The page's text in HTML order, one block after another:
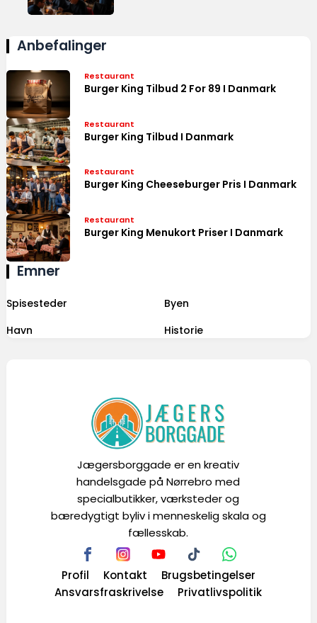
Anbefalinger
Restaurant
Burger King Tilbud 2 For 89 I Danmark
Restaurant
Burger King Tilbud I Danmark
Restaurant
Burger King Cheeseburger Pris I Danmark
Restaurant
Burger King Menukort Priser I Danmark
Emner
Spisesteder
Byen
Havn
Historie
Jægersborggade er en kreativ
handelsgade på Nørrebro med
specialbutikker, værksteder og
bæredygtigt byliv i menneskelig skala og
fællesskab.
Profil Kontakt
Brugsbetingelser
Ansvarsfraskrivelse
Privatlivspolitik